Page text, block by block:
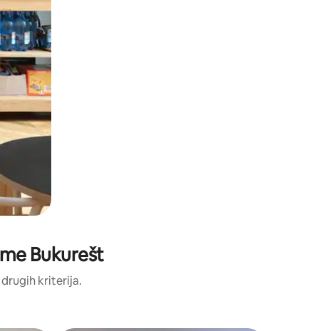
Bukurešt
drugih kriterija.